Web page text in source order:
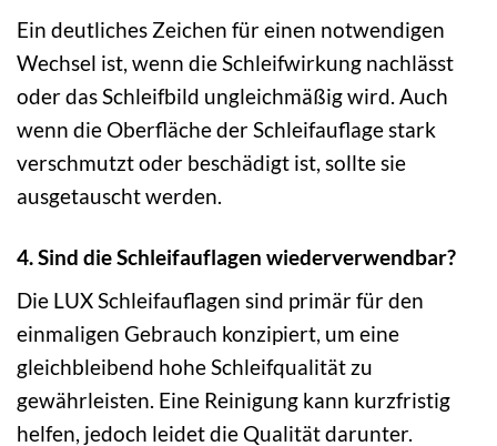
Ein deutliches Zeichen für einen notwendigen
Wechsel ist, wenn die Schleifwirkung nachlässt
oder das Schleifbild ungleichmäßig wird. Auch
wenn die Oberfläche der Schleifauflage stark
verschmutzt oder beschädigt ist, sollte sie
ausgetauscht werden.
4. Sind die Schleifauflagen wiederverwendbar?
Die LUX Schleifauflagen sind primär für den
einmaligen Gebrauch konzipiert, um eine
gleichbleibend hohe Schleifqualität zu
gewährleisten. Eine Reinigung kann kurzfristig
helfen, jedoch leidet die Qualität darunter.